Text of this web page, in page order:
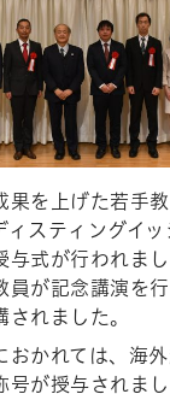
果を上げた若手
ィスティングイッ
与式が行われま
員が記念講演を
れました。
かれては、海外
が授与されまし